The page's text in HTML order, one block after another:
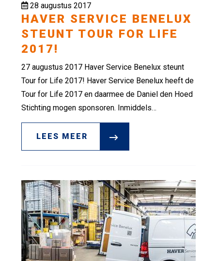
28 augustus 2017
HAVER SERVICE BENELUX
STEUNT TOUR FOR LIFE
2017!
27 augustus 2017 Haver Service Benelux steunt
Tour for Life 2017! Haver Service Benelux heeft de
Tour for Life 2017 en daarmee de Daniel den Hoed
Stichting mogen sponsoren. Inmiddels…
LEES MEER